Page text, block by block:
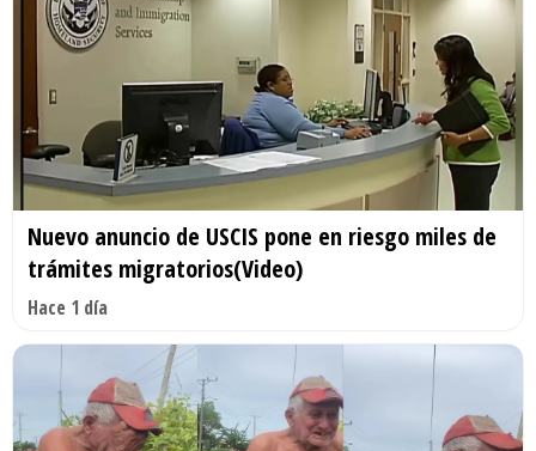
Nuevo anuncio de USCIS pone en riesgo miles de
trámites migratorios(Video)
Hace 1 día